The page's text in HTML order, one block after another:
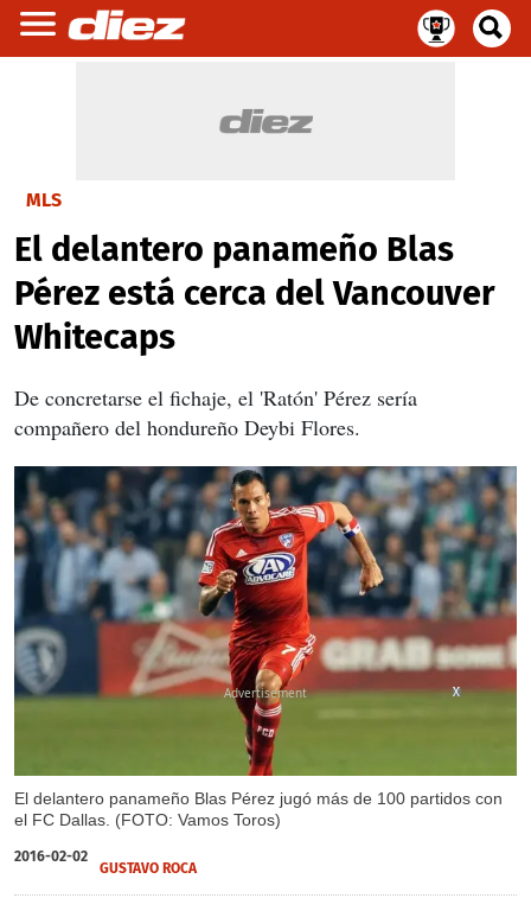
MLS
El delantero panameño Blas
Pérez está cerca del Vancouver
Whitecaps
De concretarse el fichaje, el 'Ratón' Pérez sería
compañero del hondureño Deybi Flores.
El delantero panameño Blas Pérez jugó más de 100 partidos con
el FC Dallas. (FOTO: Vamos Toros)
X
X
2016-02-02
GUSTAVO ROCA